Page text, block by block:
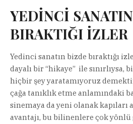
YEDİNCİ
BIRAKTIĞI İZLER
Yedinci sanatın bizde bıraktığı
dayalı bir “hikaye” ile sınırlıysa,
hiçbir şey yaratamıyoruz
çağa tanıklık etme anlamındaki
sinemaya da yeni olanak kapıları
avantajı, bu bilinenlere çok